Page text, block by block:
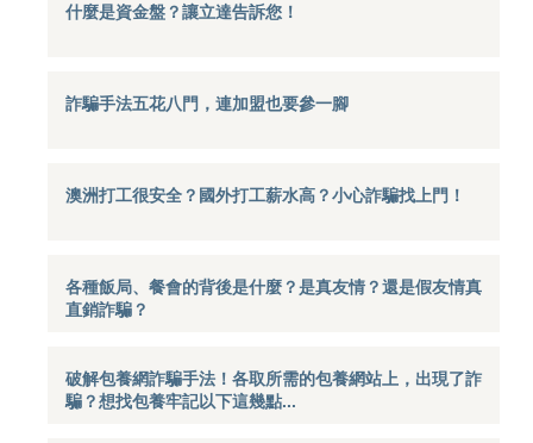
什麼是資金盤？讓立達告訴您！
詐騙手法五花八門，連加盟也要參一腳
澳洲打工很安全？國外打工薪水高？小心詐騙找上門！
各種飯局、餐會的背後是什麼？是真友情？還是假友情真
直銷詐騙？
破解包養網詐騙手法！各取所需的包養網站上，出現了詐
騙？想找包養牢記以下這幾點...